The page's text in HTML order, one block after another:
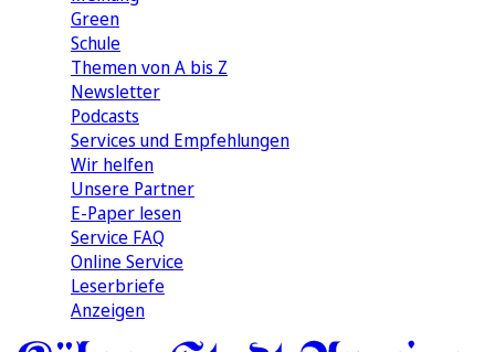
Green
Schule
Themen von A bis Z
Newsletter
Podcasts
Services und Empfehlungen
Wir helfen
Unsere Partner
E-Paper lesen
Service FAQ
Online Service
Leserbriefe
Anzeigen